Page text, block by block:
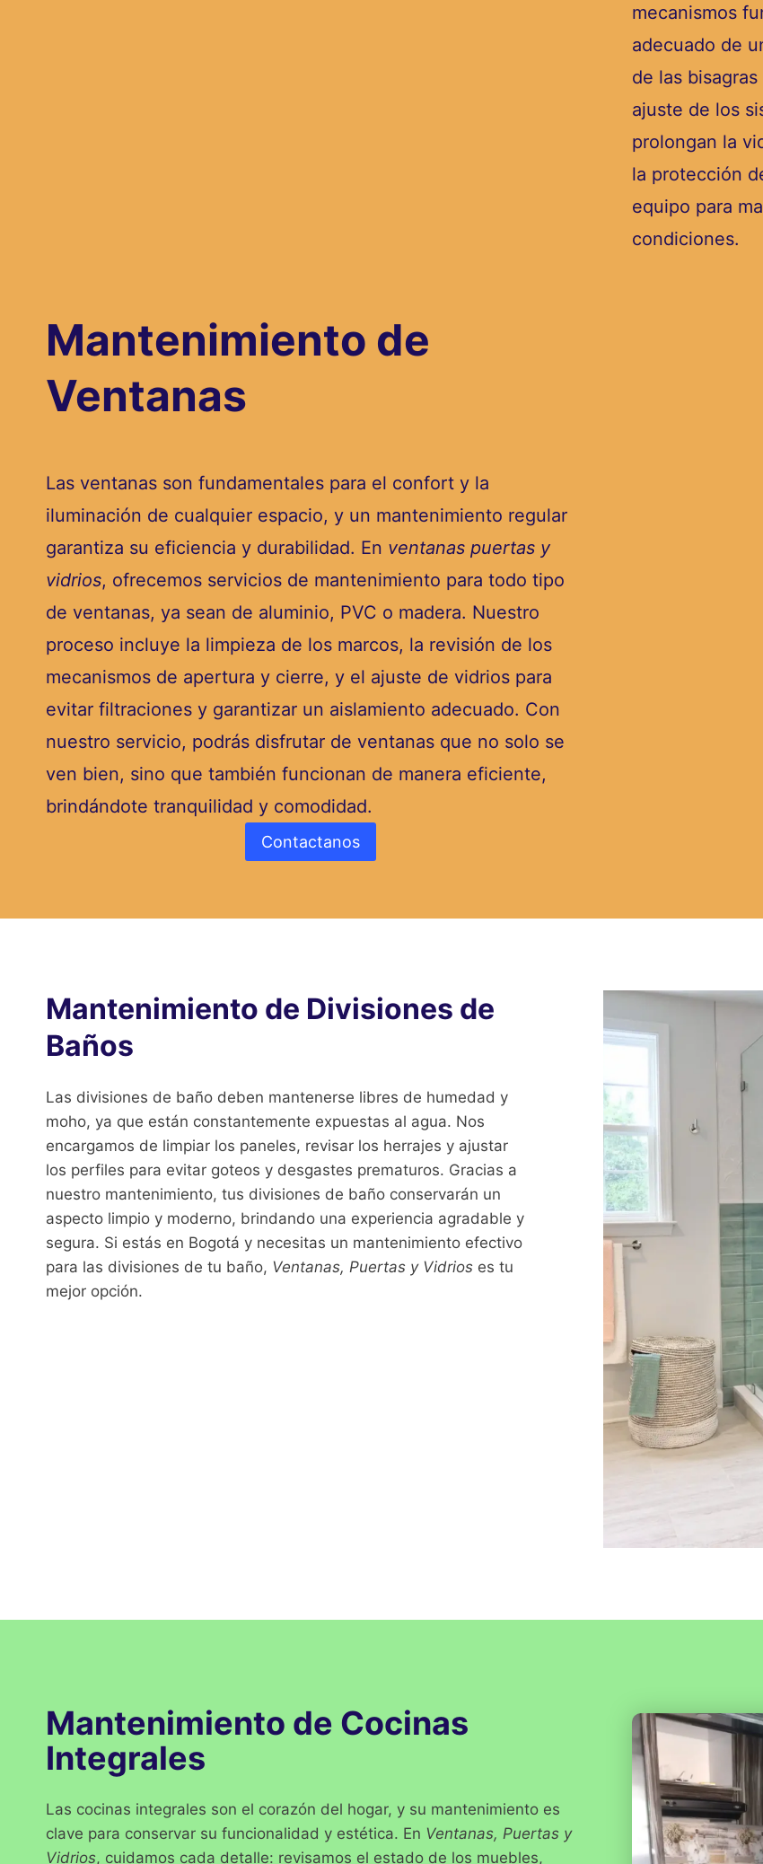
mecanismos
adecuado de
de las
ajuste de los
prolongan la
la protección
equipo para
condiciones.
Mantenimiento de
Ventanas
Las ventanas son fundamentales para el confort y la
iluminación de cualquier espacio, y un mantenimiento regular
garantiza su eficiencia y durabilidad. En ventanas puertas y
vidrios, ofrecemos servicios de mantenimiento para todo tipo
de ventanas, ya sean de aluminio, PVC o madera. Nuestro
proceso incluye la limpieza de los marcos, la revisión de los
mecanismos de apertura y cierre, y el ajuste de vidrios para
evitar filtraciones y garantizar un aislamiento adecuado. Con
nuestro servicio, podrás disfrutar de ventanas que no solo se
ven bien, sino que también funcionan de manera eficiente,
brindándote tranquilidad y comodidad.
Contactanos
Mantenimiento de Divisiones de
Baños
Las divisiones de baño deben mantenerse libres de humedad y
moho, ya que están constantemente expuestas al agua. Nos
encargamos de limpiar los paneles, revisar los herrajes y ajustar
los perfiles para evitar goteos y desgastes prematuros. Gracias a
nuestro mantenimiento, tus divisiones de baño conservarán un
aspecto limpio y moderno, brindando una experiencia agradable y
segura. Si estás en Bogotá y necesitas un mantenimiento efectivo
para las divisiones de tu baño, Ventanas, Puertas y Vidrios es tu
mejor opción.
Mantenimiento de Cocinas
Integrales
Las cocinas integrales son el corazón del hogar, y su mantenimiento es
clave para conservar su funcionalidad y estética. En Ventanas, Puertas y
Vidrios, cuidamos cada detalle: revisamos el estado de los muebles,